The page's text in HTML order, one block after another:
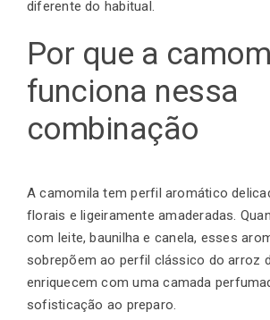
Contato
diferente do habitual.
Por que a
funciona nessa
combinação
A camomila tem perfil aromático
florais e ligeiramente amaderadas.
com leite, baunilha e canela, esses
sobrepõem ao perfil clássico do arroz
enriquecem com uma camada
sofisticação ao preparo.